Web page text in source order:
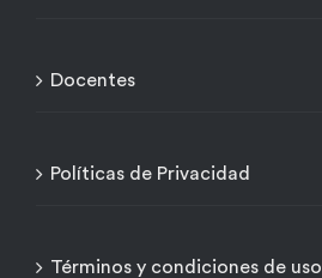
Docentes
Políticas de Privacidad
Términos y condiciones de